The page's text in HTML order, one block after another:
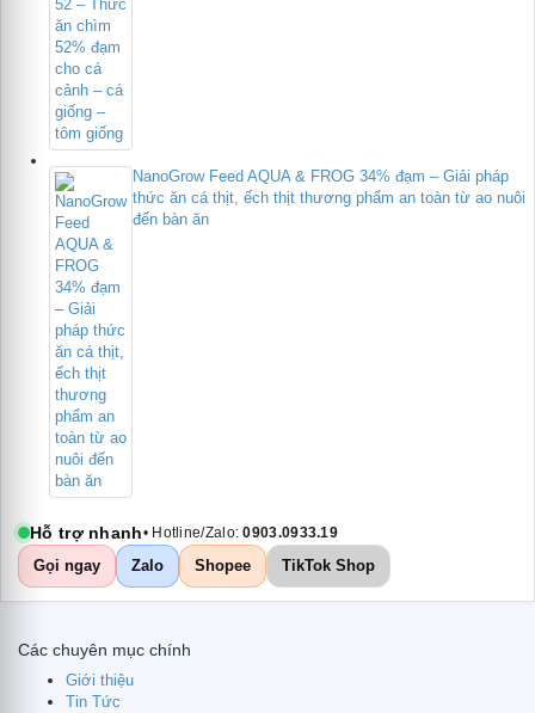
NanoGrow Feed AQUA & FROG 34% đạm – Giải pháp
thức ăn cá thịt, ếch thịt thương phẩm an toàn từ ao nuôi
đến bàn ăn
Hỗ trợ nhanh• Hotline/Zalo:0903.0933.19
Gọi ngay Zalo Shopee TikTok Shop
Các chuyên mục chính
Giới thiệu
Tin Tức